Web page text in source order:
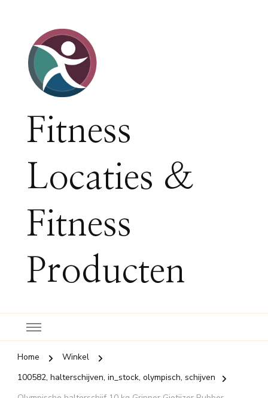
Fitness
Locaties &
Fitness
Producten
Home
Winkel
100582, halterschijven, in_stock, olympisch, schijven